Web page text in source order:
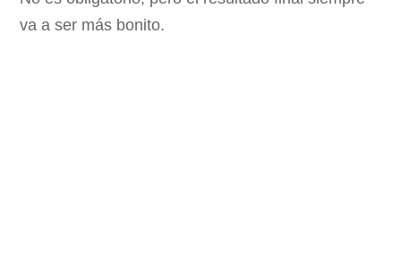
va a ser más bonito.